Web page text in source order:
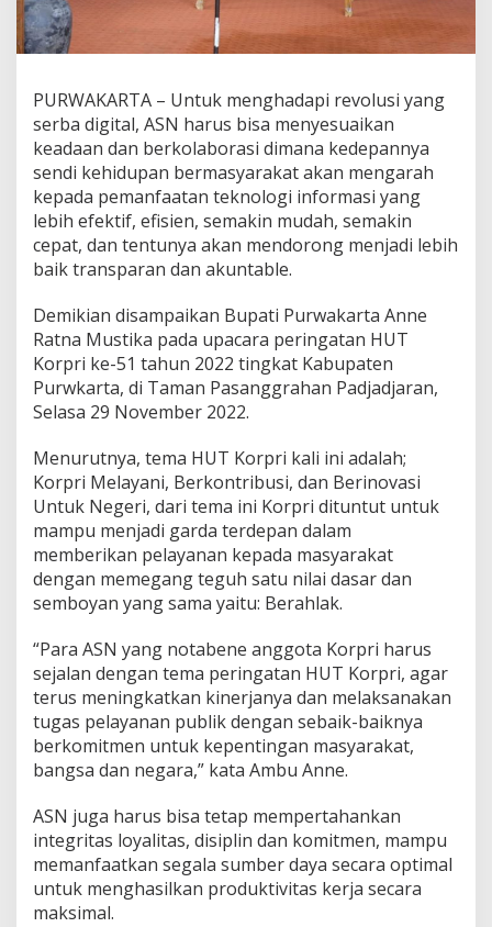
PURWAKARTA – Untuk menghadapi revolusi yang
serba digital, ASN harus bisa menyesuaikan
keadaan dan berkolaborasi dimana kedepannya
sendi kehidupan bermasyarakat akan mengarah
kepada pemanfaatan teknologi informasi yang
lebih efektif, efisien, semakin mudah, semakin
cepat, dan tentunya akan mendorong menjadi lebih
baik transparan dan akuntable.
Demikian disampaikan Bupati Purwakarta Anne
Ratna Mustika pada upacara peringatan HUT
Korpri ke-51 tahun 2022 tingkat Kabupaten
Purwkarta, di Taman Pasanggrahan Padjadjaran,
Selasa 29 November 2022.
Menurutnya, tema HUT Korpri kali ini adalah;
Korpri Melayani, Berkontribusi, dan Berinovasi
Untuk Negeri, dari tema ini Korpri dituntut untuk
mampu menjadi garda terdepan dalam
memberikan pelayanan kepada masyarakat
dengan memegang teguh satu nilai dasar dan
semboyan yang sama yaitu: Berahlak.
“Para ASN yang notabene anggota Korpri harus
sejalan dengan tema peringatan HUT Korpri, agar
terus meningkatkan kinerjanya dan melaksanakan
tugas pelayanan publik dengan sebaik-baiknya
berkomitmen untuk kepentingan masyarakat,
bangsa dan negara,” kata Ambu Anne.
ASN juga harus bisa tetap mempertahankan
integritas loyalitas, disiplin dan komitmen, mampu
memanfaatkan segala sumber daya secara optimal
untuk menghasilkan produktivitas kerja secara
maksimal.